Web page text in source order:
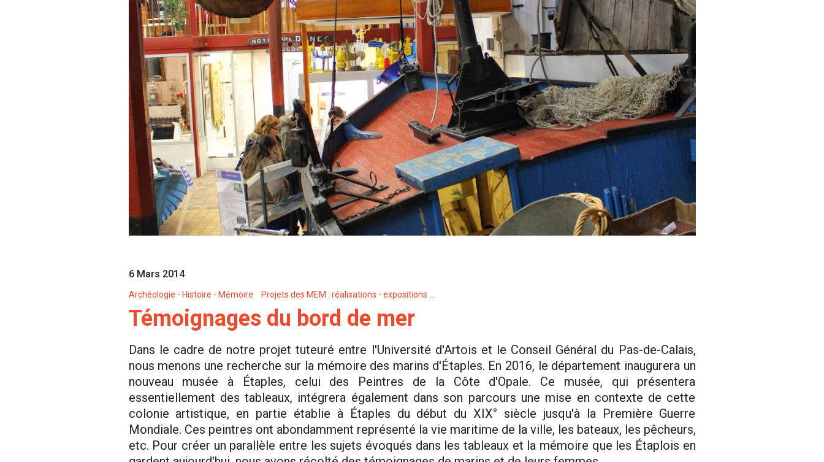
6 Mars 2014
Archéologie - Histoire - Mémoire Projets des MEM : réalisations - expositions …
Témoignages du bord de mer
Dans le cadre de notre projet tuteuré entre l'Université d'Artois et le Conseil Général du Pas-de-Calais,
nous menons une recherche sur la mémoire des marins d'Étaples. En 2016, le département inaugurera un
nouveau musée à Étaples, celui des Peintres de la Côte d'Opale. Ce musée, qui présentera
essentiellement des tableaux, intégrera également dans son parcours une mise en contexte de cette
colonie artistique, en partie établie à Étaples du début du XIX° siècle jusqu'à la Première Guerre
Mondiale. Ces peintres ont abondamment représenté la vie maritime de la ville, les bateaux, les pêcheurs,
etc. Pour créer un parallèle entre les sujets évoqués dans les tableaux et la mémoire que les Étaplois en